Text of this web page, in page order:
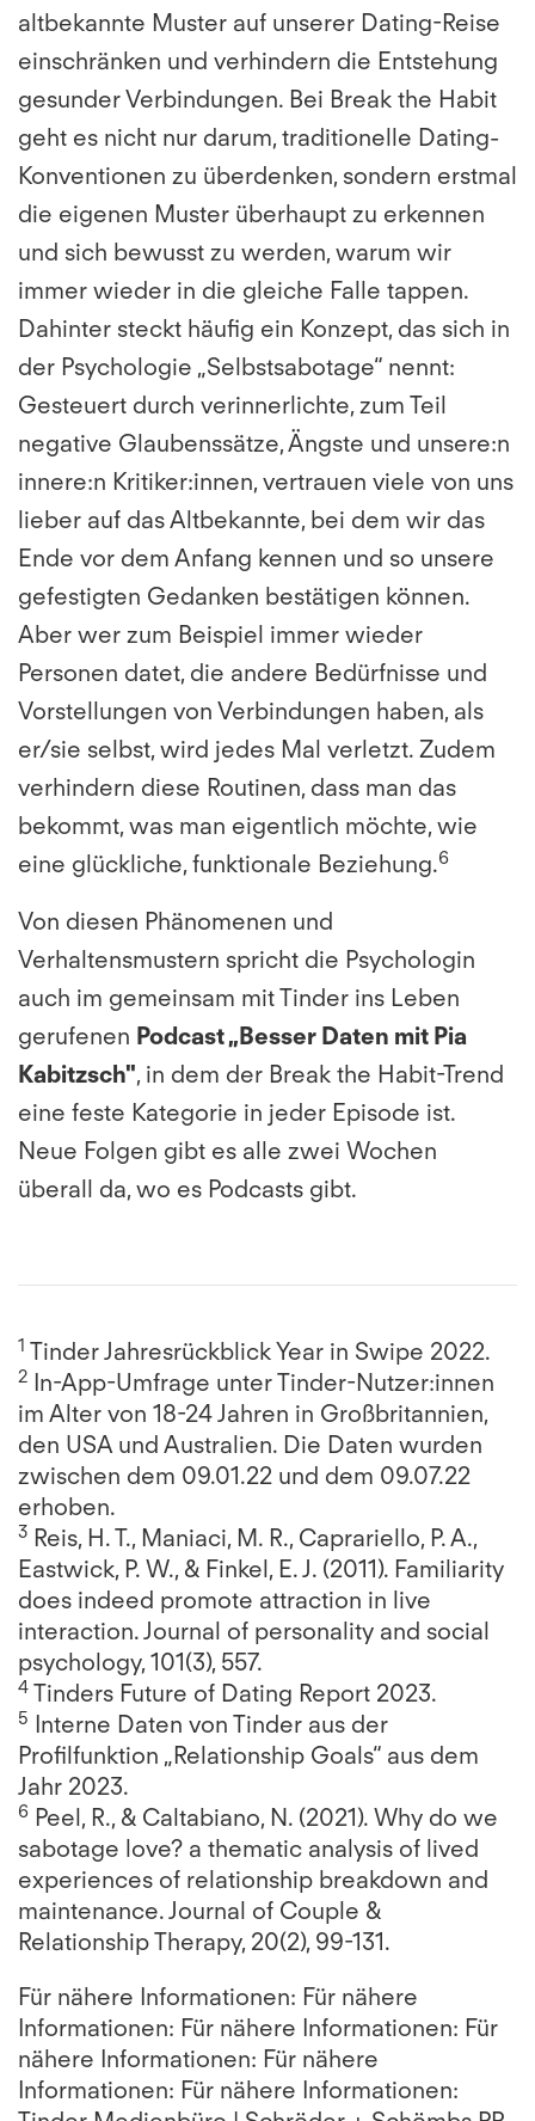
altbekannte Muster auf unserer Dating-Reise
einschränken und verhindern die Entstehung
gesunder Verbindungen. Bei Break the Habit
geht es nicht nur darum, traditionelle Dating-
Konventionen zu überdenken, sondern erstmal
die eigenen Muster überhaupt zu erkennen
und sich bewusst zu werden, warum wir
immer wieder in die gleiche Falle tappen.
Dahinter steckt häufig ein Konzept, das sich in
der Psychologie „Selbstsabotage“ nennt:
Gesteuert durch verinnerlichte, zum Teil
negative Glaubenssätze, Ängste und unsere:n
innere:n Kritiker:innen, vertrauen viele von uns
lieber auf das Altbekannte, bei dem wir das
Ende vor dem Anfang kennen und so unsere
gefestigten Gedanken bestätigen können.
Aber wer zum Beispiel immer wieder
Personen datet, die andere Bedürfnisse und
Vorstellungen von Verbindungen haben, als
er/sie selbst, wird jedes Mal verletzt. Zudem
verhindern diese Routinen, dass man das
bekommt, was man eigentlich möchte, wie
eine glückliche, funktionale Beziehung.6
Von diesen Phänomenen und
Verhaltensmustern spricht die Psychologin
auch im gemeinsam mit Tinder ins Leben
gerufenen Podcast „Besser Daten mit Pia
Kabitzsch", in dem der Break the Habit-Trend
eine feste Kategorie in jeder Episode ist.
Neue Folgen gibt es alle zwei Wochen
überall da, wo es Podcasts gibt.
1 Tinder Jahresrückblick Year in Swipe 2022.
2 In-App-Umfrage unter Tinder-Nutzer:innen
im Alter von 18-24 Jahren in Großbritannien,
den USA und Australien. Die Daten wurden
zwischen dem 09.01.22 und dem 09.07.22
erhoben.
3 Reis, H. T., Maniaci, M. R., Caprariello, P. A.,
Eastwick, P. W., & Finkel, E. J. (2011). Familiarity
does indeed promote attraction in live
interaction. Journal of personality and social
psychology, 101(3), 557.
4 Tinders Future of Dating Report 2023.
5 Interne Daten von Tinder aus der
Profilfunktion „Relationship Goals“ aus dem
Jahr 2023.
6 Peel, R., & Caltabiano, N. (2021). Why do we
sabotage love? a thematic analysis of lived
experiences of relationship breakdown and
maintenance. Journal of Couple &
Relationship Therapy, 20(2), 99-131.
Für nähere Informationen: Für nähere
Informationen: Für nähere Informationen: Für
nähere Informationen: Für nähere
Informationen: Für nähere Informationen: